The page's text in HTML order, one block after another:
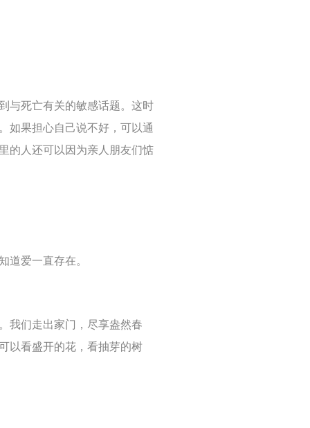
与死亡有关的敏感话题。这时
如果担心自己说不好，可以通
的人还可以因为亲人朋友们惦
道爱一直存在。
我们走出家门，尽享盎然春
以看盛开的花，看抽芽的树